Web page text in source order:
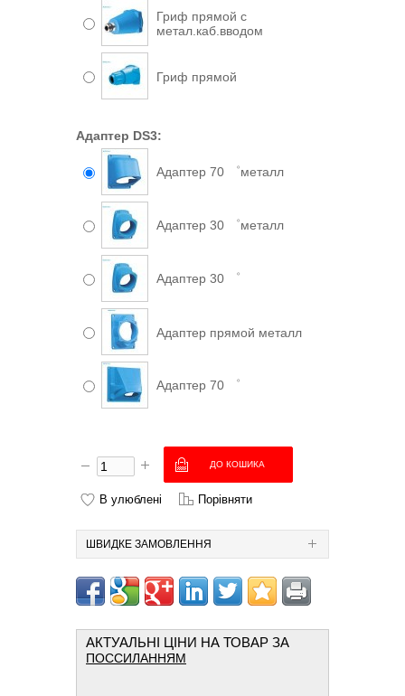
Гриф прямой с
метал.каб.вводом
Гриф прямой
Адаптер DS3:
Адаптер 70 ゜металл
Адаптер 30 ゜металл
Адаптер 30 ゜
Адаптер прямой металл
Адаптер 70 ゜
В улюблені Порівняти
ШВИДКЕ ЗАМОВЛЕННЯ
АКТУАЛЬНІ ЦІНИ НА ТОВАР ЗА
ПОССИЛАННЯМ